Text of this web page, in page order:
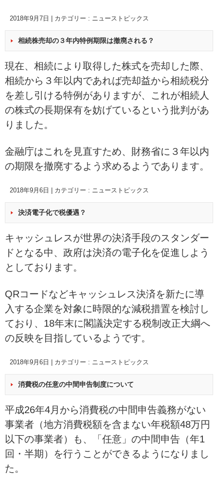
2018年9月7日 カテゴリー : ニューストピックス
相続株売却の３年内特例期限は撤廃される？
現在、相続により取得した株式を売却した際、
相続から３年以内であれば売却益から相続税分
を差し引ける特例がありますが、これが相続人
の株式の長期保有を妨げているという批判があ
りました。
金融庁はこれを見直すため、財務省に３年以内
の期限を撤廃するよう求めるようであります。
2018年9月6日 カテゴリー : ニューストピックス
決済電子化で税優遇？
キャッシュレスが世界の決済手段のスタンダー
ドとなる中、政府は決済の電子化を促進しよう
としております。
QRコードなどキャッシュレス決済を新たに導
入する企業を対象に時限的な減税措置を検討し
ており、18年末に閣議決定する税制改正大綱へ
の反映を目指しているようです。
2018年9月6日 カテゴリー : ニューストピックス
消費税の任意の中間申告制度について
平成26年4月から消費税の中間申告義務がない
事業者（地方消費税額を含まない年税額48万円
以下の事業者）も、「任意」の中間申告（年1
回・半期）を行うことができるようになりまし
た。